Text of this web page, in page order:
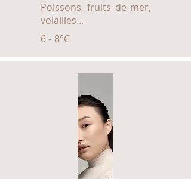
Poissons, fruits de mer,
volailles...
6 - 8°C